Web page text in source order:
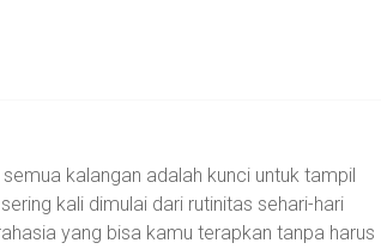
kalangan adalah kunci untuk tampil
kali dimulai dari rutinitas sehari-hari
yang bisa kamu terapkan tanpa harus